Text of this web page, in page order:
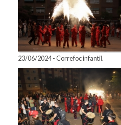
23/06/2024 - Correfoc infantil.